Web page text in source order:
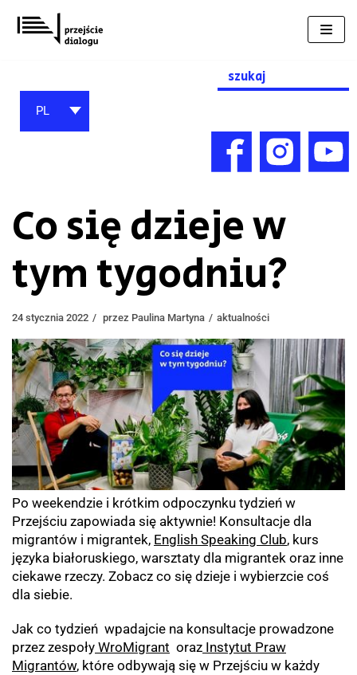
Przejdź
do
Search
for:
PL
Co się dzieje w
tym tygodniu?
24 stycznia 2022 przez Paulina Martyna aktualności
Po weekendzie i krótkim odpoczynku tydzień w
Przejściu zapowiada się aktywnie! Konsultacje dla
migrantów i migrantek, English Speaking Club, kurs
języka białoruskiego, warsztaty dla migrantek oraz inne
ciekawe rzeczy. Zobacz co się dzieje i wybierzcie coś
dla siebie.
Jak co tydzień wpadajcie na konsultacje prowadzone
przez zespoły WroMigrant oraz Instytut Praw
Migrantów, które odbywają się w Przejściu w każdy